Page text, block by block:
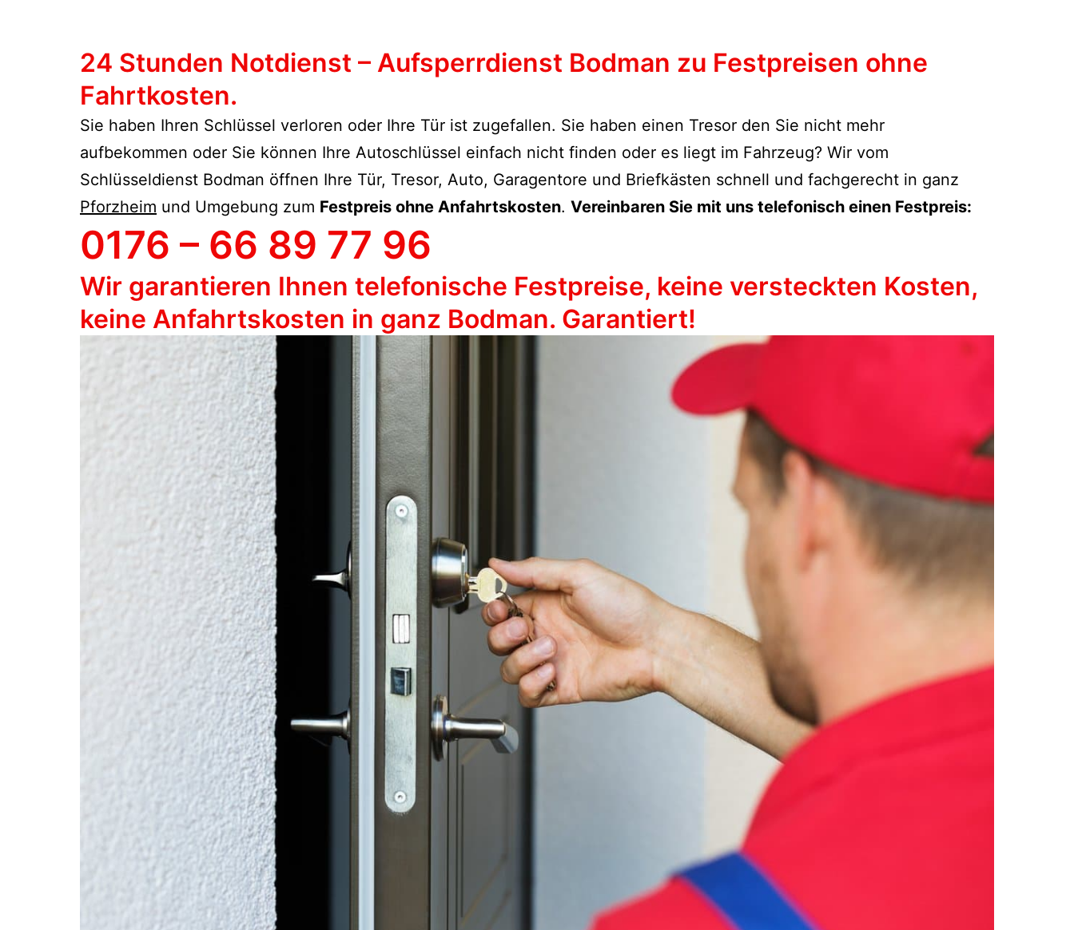
24 Stunden Notdienst – Aufsperrdienst Bodman zu Festpreisen ohne
Fahrtkosten.
Sie haben Ihren Schlüssel verloren oder Ihre Tür ist zugefallen. Sie haben einen Tresor den Sie nicht mehr
aufbekommen oder Sie können Ihre Autoschlüssel einfach nicht finden oder es liegt im Fahrzeug? Wir vom
Schlüsseldienst Bodman öffnen Ihre Tür, Tresor, Auto, Garagentore und Briefkästen schnell und fachgerecht in ganz
Pforzheim und Umgebung zum Festpreis ohne Anfahrtskosten. Vereinbaren Sie mit uns telefonisch einen Festpreis:
0176 – 66 89 77 96
Wir garantieren Ihnen telefonische Festpreise, keine versteckten Kosten,
keine Anfahrtskosten in ganz Bodman. Garantiert!